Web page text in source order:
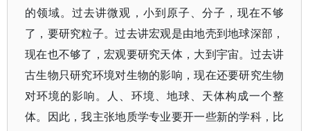
的领域。过去讲微观，小到原子、分子，现在不够
了，要研究粒子。过去讲宏观是由地壳到地球深部，
现在也不够了，宏观要研究天体，大到宇宙。过去讲
古生物只研究环境对生物的影响，现在还要研究生物
对环境的影响。人、环境、地球、天体构成一个整
体。因此，我主张地质学专业要开一些新的学科，比